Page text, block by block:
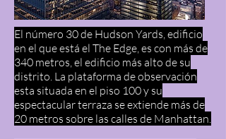
El número 30 de Hudson Yards, edificio
en el que está el The Edge, es con más de
340 metros, el edificio más alto de su
distrito. La plataforma de observación
esta situada en el piso 100 y su
espectacular terraza se extiende más de
20 metros sobre las calles de Manhattan.